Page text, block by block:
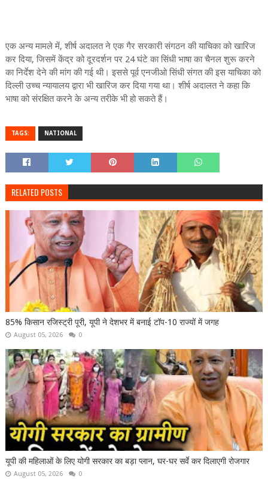
एक अन्य मामले में, शीर्ष अदालत ने एक गैर सरकारी संगठन की याचिका को खारिज
कर दिया, जिसमें केंद्र को दूरदर्शन पर 24 घंटे का सिंधी भाषा का चैनल शुरू करने
का निर्देश देने की मांग की गई थी। इससे पूर्व एनजीओ सिंधी संगत की इस याचिका को
दिल्ली उच्च न्यायालय द्वारा भी खारिज कर दिया गया था। शीर्ष अदालत ने कहा कि
भाषा को संरक्षित करने के अन्य तरीके भी हो सकते हैं।
TAGS: NATIONAL
RELATED POSTS
85% किसान रजिस्ट्री पूरी, यूपी ने देशभर में बनाई टॉप-10 राज्यों में जगह
August 05, 2026 0
यूपी की महिलाओं के लिए योगी सरकार का बड़ा प्लान, घर-घर सर्वे कर दिलाएगी रोजगार
August 05, 2026 0